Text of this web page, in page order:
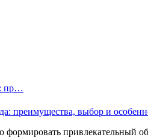
пр…
привлекательный